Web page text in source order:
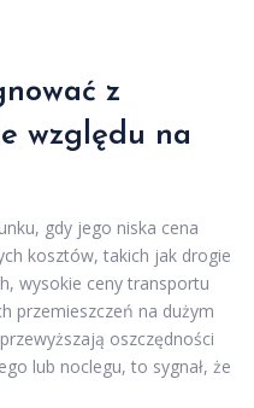
z
względu na
gdy jego niska cena
kosztów, takich jak drogie
wysokie ceny transportu
przemieszczeń na dużym
oszczędności
lub noclegu, to sygnał, że